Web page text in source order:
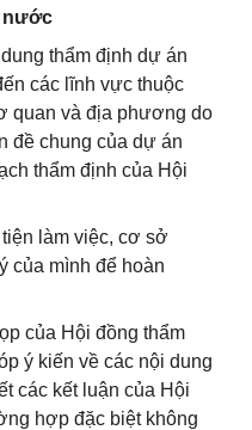
nước
thẩm định dự án
các lĩnh vực thuộc
quan và địa phương do
đề chung của dự án
thẩm định của Hội
làm việc, cơ sở
của mình để hoàn
của Hội đồng thẩm
ý kiến về các nội dung
các kết luận của Hội
hợp đặc biệt không